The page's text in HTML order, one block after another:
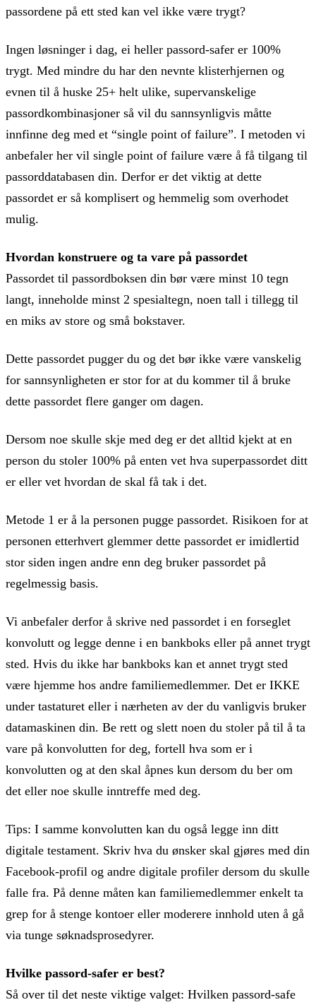
passordene på ett sted kan vel ikke være trygt?
Ingen løsninger i dag, ei heller passord-safer er 100%
trygt. Med mindre du har den nevnte klisterhjernen og
evnen til å huske 25+ helt ulike, supervanskelige
passordkombinasjoner så vil du sannsynligvis måtte
innfinne deg med et “single point of failure”. I metoden vi
anbefaler her vil single point of failure være å få tilgang til
passorddatabasen din. Derfor er det viktig at dette
passordet er så komplisert og hemmelig som overhodet
mulig.
Hvordan konstruere og ta vare på passordet
Passordet til passordboksen din bør være minst 10 tegn
langt, inneholde minst 2 spesialtegn, noen tall i tillegg til
en miks av store og små bokstaver.
Dette passordet pugger du og det bør ikke være vanskelig
for sannsynligheten er stor for at du kommer til å bruke
dette passordet flere ganger om dagen.
Dersom noe skulle skje med deg er det alltid kjekt at en
person du stoler 100% på enten vet hva superpassordet ditt
er eller vet hvordan de skal få tak i det.
Metode 1 er å la personen pugge passordet. Risikoen for at
personen etterhvert glemmer dette passordet er imidlertid
stor siden ingen andre enn deg bruker passordet på
regelmessig basis.
Vi anbefaler derfor å skrive ned passordet i en forseglet
konvolutt og legge denne i en bankboks eller på annet trygt
sted. Hvis du ikke har bankboks kan et annet trygt sted
være hjemme hos andre familiemedlemmer. Det er IKKE
under tastaturet eller i nærheten av der du vanligvis bruker
datamaskinen din. Be rett og slett noen du stoler på til å ta
vare på konvolutten for deg, fortell hva som er i
konvolutten og at den skal åpnes kun dersom du ber om
det eller noe skulle inntreffe med deg.
Tips: I samme konvolutten kan du også legge inn ditt
digitale testament. Skriv hva du ønsker skal gjøres med din
Facebook-profil og andre digitale profiler dersom du skulle
falle fra. På denne måten kan familiemedlemmer enkelt ta
grep for å stenge kontoer eller moderere innhold uten å gå
via tunge søknadsprosedyrer.
Hvilke passord-safer er best?
Så over til det neste viktige valget: Hvilken passord-safe